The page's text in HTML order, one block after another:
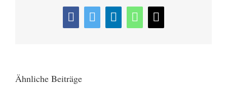
Facebook
TwitterLinkedIn
WhatsApp
E-
Ähnliche Beiträge